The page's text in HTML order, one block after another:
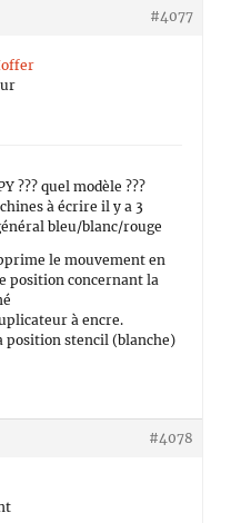
#4077
??? quel modèle ???
à écrire il y a 3
bleu/blanc/rouge
le mouvement en
position concernant la
à encre.
position stencil (blanche)
#4078